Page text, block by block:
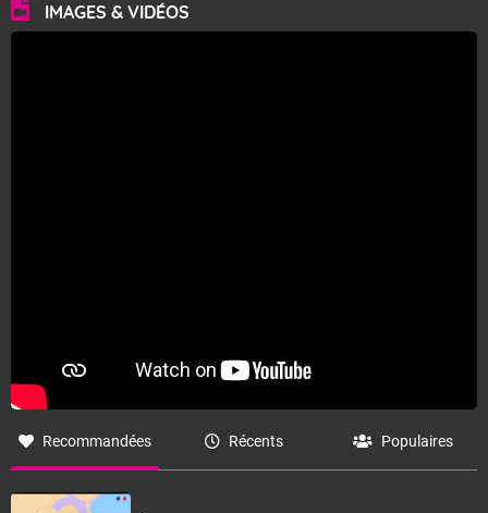
IMAGES & VIDÉOS
Recommandées Récents Populaires